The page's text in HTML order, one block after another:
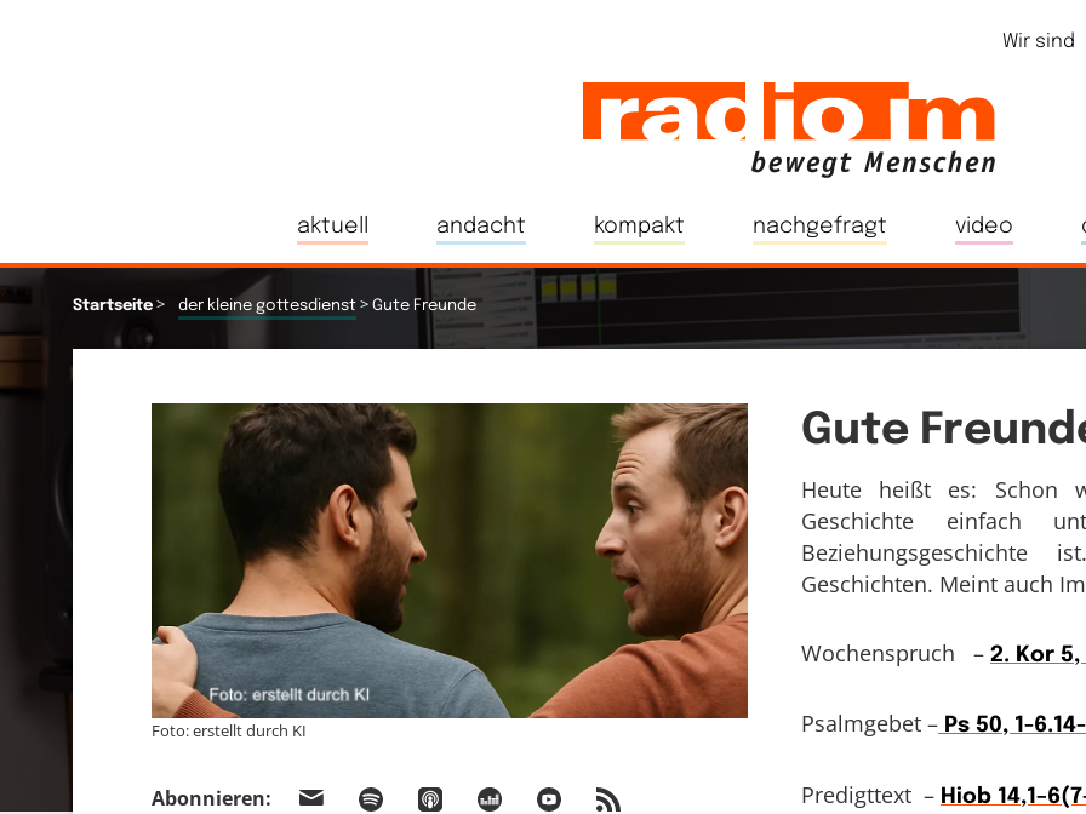
Wir sind
aktuell andacht kompakt nachgefragt video
Startseite > der kleine gottesdienst > Gute Freunde
Foto: erstellt durch KI
Abonnieren:
Gute
Heute heißt es: Schon
Geschichte einfach
Geschichten. Meint auch
Wochenspruch –2. Kor 5,
Psalmgebet – Ps 50, 1-
Predigttext – Hiob